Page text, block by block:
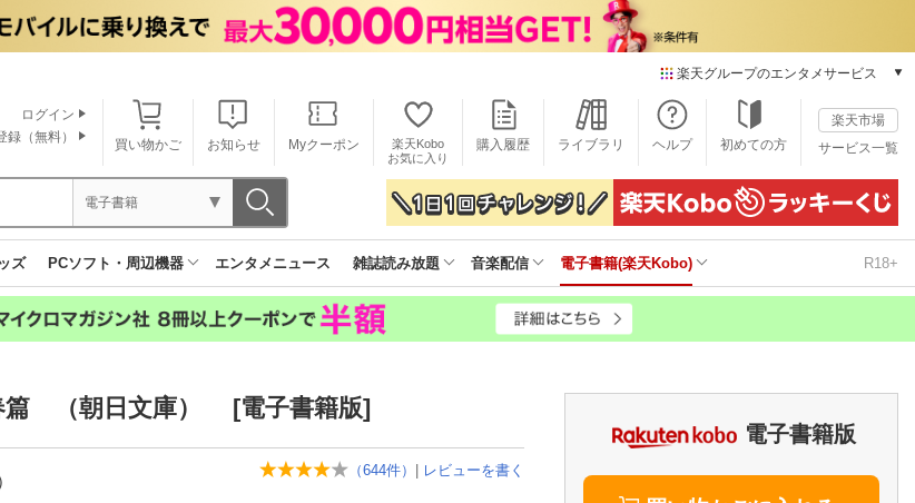
楽天グループのエンタメサービス
本/ゲーム/CD/DVD
楽天ブックス
電子書籍
楽天Kobo
雑誌読み放題
楽天ミュージック
楽天TV
Rakuten PLAY
無料テレビ
Rチャンネル
チケット
楽天チケット
買い物かご お知らせ Myクーポン
楽天Kobo
お気に入り
購入履歴 ライブラリ ヘルプ 初めての方
楽天市場
サービス一覧
ログイン
録（無料）
電子書籍
ズ PCソフト・周辺機器 エンタメニュース 雑誌読み放題 音楽配信 電子書籍(楽天Kobo) R18+
篇 （朝日文庫） [電子書籍版]
（644件） レビューを書く
電子書籍版